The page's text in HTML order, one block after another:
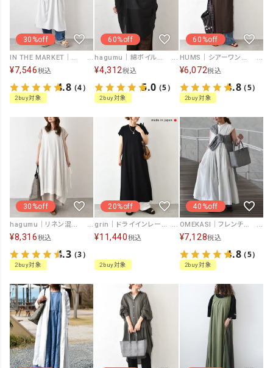
30%off
IN THE MARKET｜異素材切替えBIGポケット付きワンピース [[C-2545]][C]
¥7,546税込
4.8（4）
2buy対象
60%off
hagumu｜綿ボイルバックギャザーチュニック [[CPMA-5338]][C]
¥4,312税込
5.0（5）
2buy対象
60%off
HUMS｜シアーワンピース [[HUM-093]][C]
¥6,072税込
4.8（5）
2buy対象
30%off
hagumu｜リネン混エプロンワンピース [[hag-191]][C]
¥8,316税込
4.3（3）
2buy対象
20%off
grin｜ドライインレー スリットワンピース [[8262C-002]][C]
¥11,440税込
2buy対象
40%off
OMEKASI｜フレンチスリーブシャツワンピース [[hag-192]][C]
¥7,128税込
4.8（5）
2buy対象